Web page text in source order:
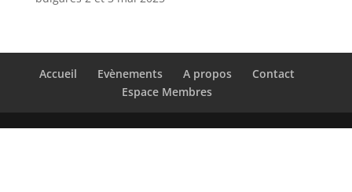
Accueil Evènements A propos
Contact
Espace Membres